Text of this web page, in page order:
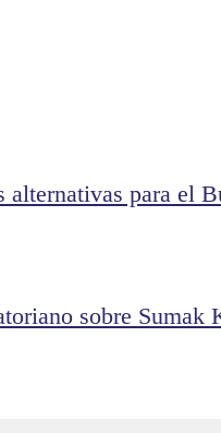
alternativas para el
sobre Sumak